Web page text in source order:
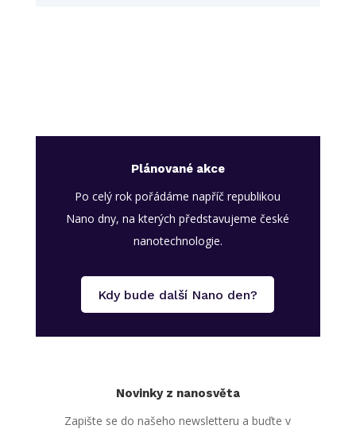
Plánované akce
Po celý rok pořádáme napříč republikou
Nano dny, na kterých představujeme české
nanotechnologie.
Kdy bude další Nano den?
Novinky z nanosvěta
Zapište se do našeho newsletteru a buďte v